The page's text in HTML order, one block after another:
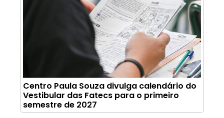
Centro Paula Souza divulga calendário do
Vestibular das Fatecs para o primeiro
semestre de 2027